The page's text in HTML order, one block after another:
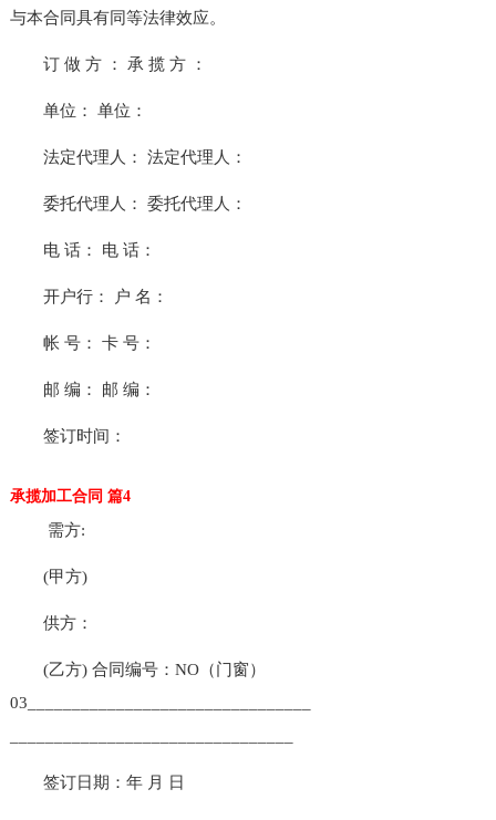
与本合同具有同等法律效应。
订 做 方 ： 承 揽 方 ：
单位： 单位：
法定代理人： 法定代理人：
委托代理人： 委托代理人：
电 话： 电 话：
开户行： 户 名：
帐 号： 卡 号：
邮 编： 邮 编：
签订时间：
承揽加工合同 篇4
需方:
(甲方)
供方：
(乙方) 合同编号：NO（门窗）
03________________________________
签订日期：年 月 日